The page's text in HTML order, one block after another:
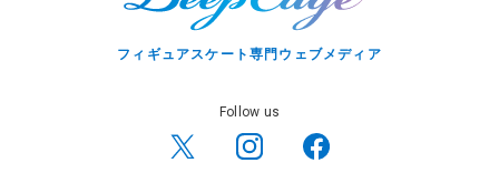
フィギュアスケート専門ウェブメディア
Follow us